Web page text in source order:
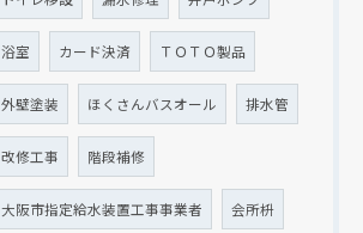
浴室 カード決済 ＴＯＴＯ製品
外壁塗装 ほくさんバスオール 排水管
改修工事 階段補修
大阪市指定給水装置工事事業者 会所枡